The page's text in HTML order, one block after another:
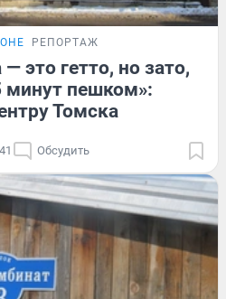
РЕПОРТАЖ
это гетто, но зато,
минут пешком»:
Томска
Обсудить